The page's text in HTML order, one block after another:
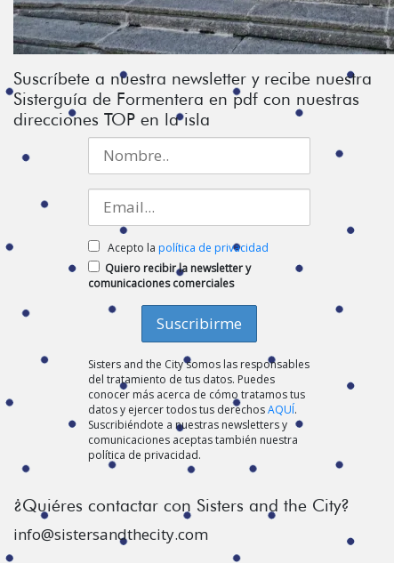
Suscríbete a nuestra newsletter y recibe nuestra
Sisterguía de Formentera en pdf con nuestras
direcciones TOP en la isla
Acepto la política de privacidad
Quiero recibir la newsletter y
comunicaciones comerciales
Sisters and the City somos las responsables
del tratamiento de tus datos. Puedes
conocer más acerca de cómo tratamos tus
datos y ejercer todos tus derechosAQUÍ.
Suscribiéndote a nuestras newsletters y
comunicaciones aceptas también nuestra
política de privacidad.
¿Quiéres contactar con Sisters and the City?
info@sistersandthecity.com